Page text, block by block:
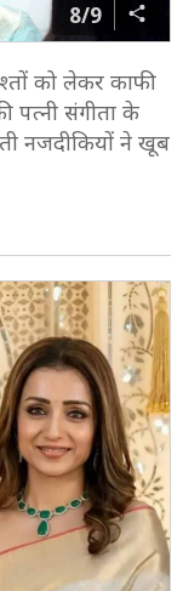
8/9
को लेकर काफी
पत्नी संगीता के
नजदीकियों ने खूब